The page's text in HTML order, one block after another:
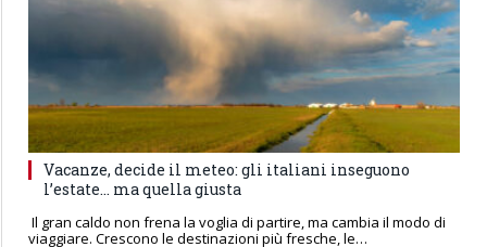
Vacanze, decide il meteo: gli italiani inseguono
l’estate… ma quella giusta
Il gran caldo non frena la voglia di partire, ma cambia il modo di
viaggiare. Crescono le destinazioni più fresche, le…